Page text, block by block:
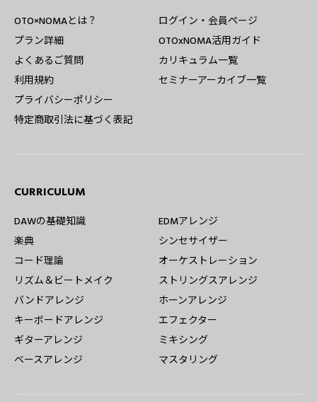
OTO×NOMAとは？
プラン詳細
よくあるご質問
利用規約
プライバシーポリシー
特定商取引法に基づく表記
ログイン・会員ページ
OTOxNOMA活用ガイド
カリキュラム一覧
セミナーアーカイブ一覧
CURRICULUM
DAWの基礎知識
楽典
コード理論
リズム＆ビートメイク
バンドアレンジ
キーボードアレンジ
ギターアレンジ
ベースアレンジ
EDMアレンジ
シンセサイザー
オーケストレーション
ストリングスアレンジ
ホーンアレンジ
エフェクター
ミキシング
マスタリング